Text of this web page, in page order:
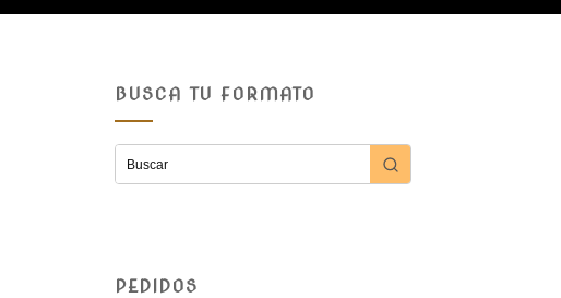
BUSCA TU FORMATO
PEDIDOS